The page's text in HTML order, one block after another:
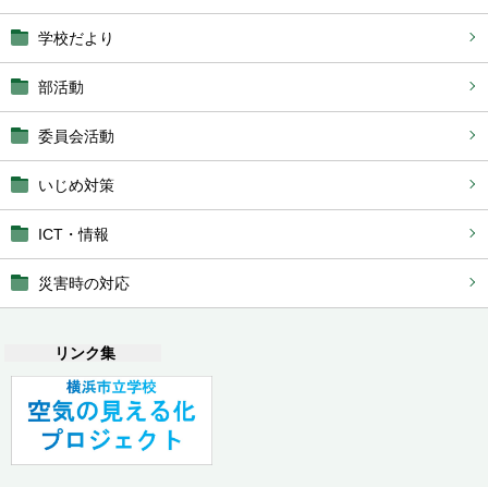
学校だより
部活動
委員会活動
いじめ対策
ICT・情報
災害時の対応
リンク集